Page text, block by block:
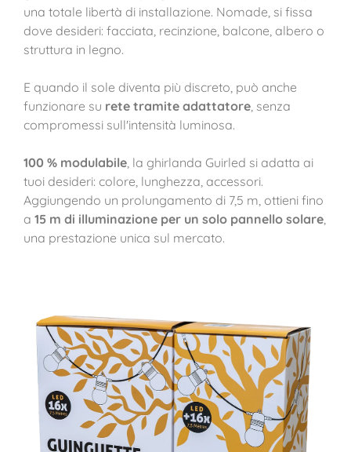
una totale libertà di installazione. Nomade, si fissa
dove desideri: facciata, recinzione, balcone, albero o
struttura in legno.
E quando il sole diventa più discreto, può anche
funzionare su rete tramite adattatore, senza
compromessi sull'intensità luminosa.
100 % modulabile, la ghirlanda Guirled si adatta ai
tuoi desideri: colore, lunghezza, accessori.
Aggiungendo un prolungamento di 7,5 m, ottieni fino
a 15 m di illuminazione per un solo pannello solare,
una prestazione unica sul mercato.